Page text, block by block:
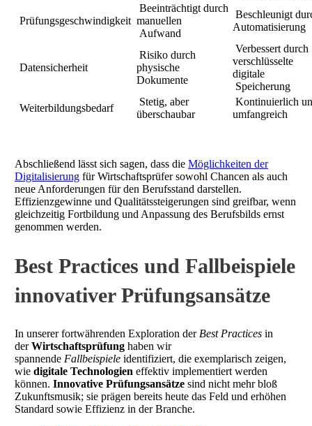
Prüfungsgeschwindigkeit
Beeinträchtigt durch
manuellen
Aufwand
Beschleunigt
Automatisierung
Datensicherheit
Risiko durch
physische
Dokumente
Verbessert durch
verschlüsselte
digitale
Speicherung
Weiterbildungsbedarf
Stetig, aber
überschaubar
Kontinuierlich
umfangreich
Abschließend lässt sich sagen, dass die Möglichkeiten der
Digitalisierung für Wirtschaftsprüfer sowohl Chancen als auch
neue Anforderungen für den Berufsstand darstellen.
Effizienzgewinne und Qualitätssteigerungen sind greifbar, wenn
gleichzeitig Fortbildung und Anpassung des Berufsbilds ernst
genommen werden.
Best Practices und Fallbeispiele
innovativer Prüfungsansätze
In unserer fortwährenden Exploration der Best Practices in
derWirtschaftsprüfung haben wir
spannende Fallbeispiele identifiziert, die exemplarisch zeigen,
wie digitale Technologien effektiv implementiert werden
können. Innovative Prüfungsansätze sind nicht mehr bloß
Zukunftsmusik; sie prägen bereits heute das Feld und erhöhen
Standard sowie Effizienz in der Branche.